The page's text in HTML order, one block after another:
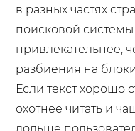
в разных частях
поисковой системы
привлекательнее,
разбиения на
Если текст хорошо
охотнее читать и